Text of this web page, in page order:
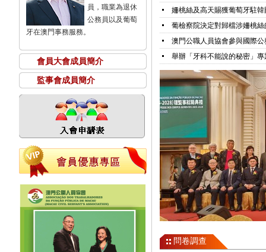
員，職業為退休
公務員以及葡萄
牙在澳門事務服務。
會員大會成員簡介
監事會成員簡介
姍桃絲及高天賜獲葡萄牙駐
葡檢察院決定對歸檔涉姍桃
澳門公職人員協會參與國際
舉辦「牙科不能說的秘密」
問卷調查